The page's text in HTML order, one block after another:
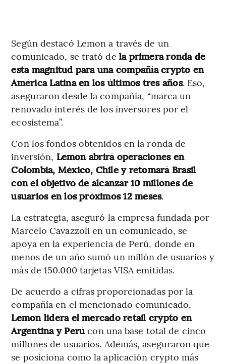
Según destacó Lemon a través de un
comunicado, se trató de la primera ronda de
esta magnitud para una compañía crypto en
América Latina en los últimos tres años. Eso,
aseguraron desde la compañía, “marca un
renovado interés de los inversores por el
ecosistema”.
Con los fondos obtenidos en la ronda de
inversión, Lemon abrirá operaciones en
Colombia, México, Chile y retomará Brasil
con el objetivo de alcanzar 10 millones de
usuarios en los próximos 12 meses.
La estrategia, aseguró la empresa fundada por
Marcelo Cavazzoli en un comunicado, se
apoya en la experiencia de Perú, donde en
menos de un año sumó un millón de usuarios y
más de 150.000 tarjetas VISA emitidas.
De acuerdo a cifras proporcionadas por la
compañía en el mencionado comunicado,
Lemon lidera el mercado retail crypto en
Argentina y Perú con una base total de cinco
millones de usuarios. Además, aseguraron que
se posiciona como la aplicación crypto más